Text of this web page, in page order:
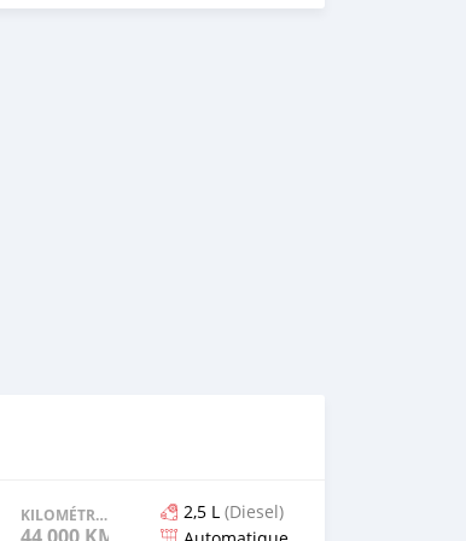
van,4x4 SUV,FWD suv,RWD
KILOMÉTRAGE
44 000 KM
2,5 L (Diesel)